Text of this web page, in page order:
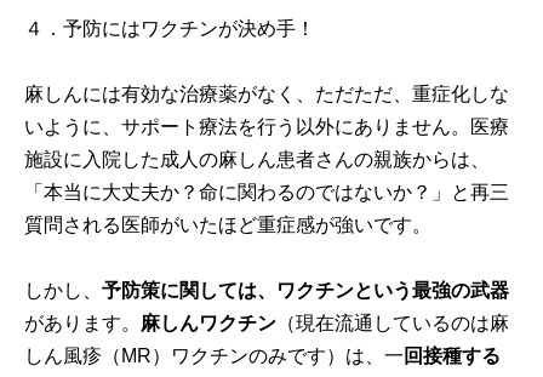
４．予防にはワクチンが決め手！
麻しんには有効な治療薬がなく、ただただ、重症化しな
いように、サポート療法を行う以外にありません。医療
施設に入院した成人の麻しん患者さんの親族からは、
「本当に大丈夫か？命に関わるのではないか？」と再三
質問される医師がいたほど重症感が強いです。
しかし、予防策に関しては、ワクチンという最強の武器
があります。 麻しんワクチン （現在流通しているのは麻
しん風疹（MR）ワクチンのみです）は、一 回接種する